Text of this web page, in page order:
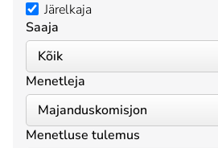
Järelkaja
Saaja
Menetleja
Menetluse tulemus